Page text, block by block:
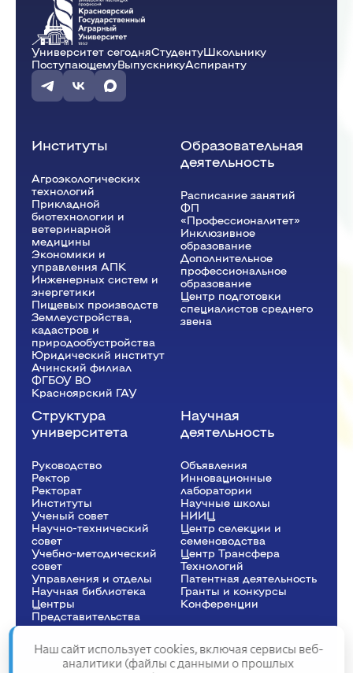
Университет сегодняСтудентуШкольнику
ПоступающемуВыпускникуАспиранту
Институты
Агроэкологических
технологий
Прикладной
биотехнологии и
ветеринарной
медицины
Экономики и
управления АПК
Инженерных систем и
энергетики
Пищевых производств
Землеустройства,
кадастров и
природообустройства
Юридический институт
Ачинский филиал
ФГБОУ ВО
Красноярский ГАУ
Образовательная
деятельность
Расписание занятий
ФП
«Профессионалитет»
Инклюзивное
образование
Дополнительное
профессиональное
образование
Центр подготовки
специалистов среднего
звена
Структура
университета
Руководство
Ректор
Рeкторат
Институты
Ученый совет
Научно-технический
совет
Учебно-методический
совет
Управления и отделы
Научная библиотека
Центры
Представительства
Научная
деятельность
Объявления
Инновационные
лаборатории
Научные школы
НИИЦ
Центр селекции и
семеноводства
Центр Трансфера
Технологий
Патентная деятельность
Гранты и конкурсы
Конференции
Наш сайт использует cookies, включая сервисы веб-
аналитики (файлы с данными о прошлых